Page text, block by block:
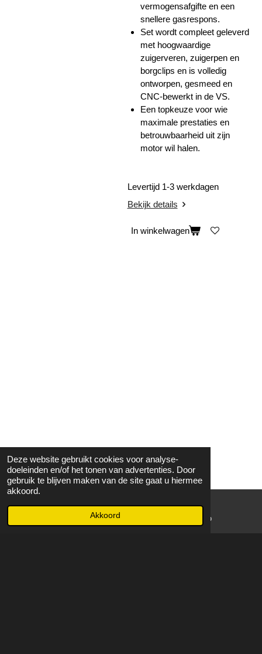
Deze website gebruikt cookies voor analyse-
doeleinden en/of het tonen van advertenties. Door
gebruik te blijven maken van de site gaat u hiermee
akkoord.
Akkoord
vermogensafgifte en een
snellere gasrespons.
Set wordt compleet geleverd
met hoogwaardige
zuigerveren, zuigerpen en
borgclips en is volledig
ontworpen, gesmeed en
CNC-bewerkt in de VS.
Een topkeuze voor wie
maximale prestaties en
betrouwbaarheid uit zijn
motor wil halen.
Levertijd 1-3 werkdagen
Bekijk details
In winkelwagen
WhatsApp